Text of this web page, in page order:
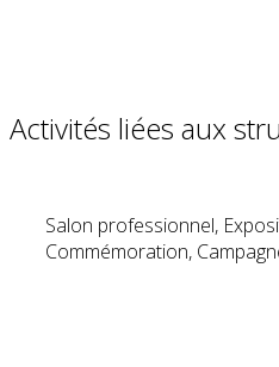
Activités liées aux
Salon professionnel,
Commémoration,